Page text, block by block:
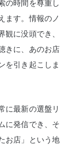
ます。情報のノ
に没頭でき、
きに、あのお店
を引き起こしま
に最新の選盤リ
に発信でき、そ
お店」という地